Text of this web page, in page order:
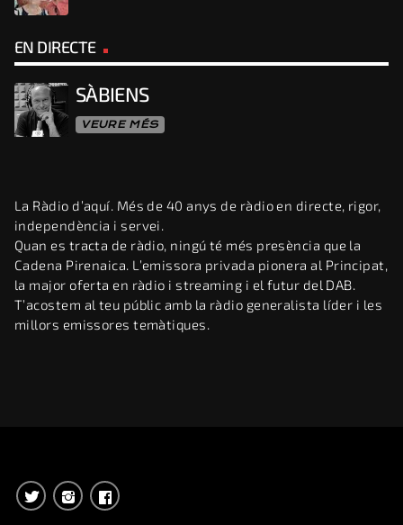
EN DIRECTE
SÀBIENS
VEURE MÉS
La Ràdio d’aquí. Més de 40 anys de ràdio en directe, rigor,
independència i servei.
Quan es tracta de ràdio, ningú té més presència que la
Cadena Pirenaica. L’emissora privada pionera al Principat,
la major oferta en ràdio i streaming i el futur del DAB.
T’acostem al teu públic amb la ràdio generalista líder i les
millors emissores temàtiques.